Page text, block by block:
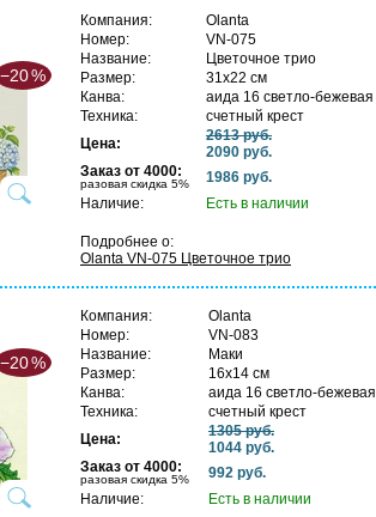
−20%
Компания:
Olanta
Номер:
VN-075
Название:
Цветочное трио
Размер:
31х22 см
Канва:
аида 16 светло-бежевая
Техника:
счетный крест
Цена:
2613 руб.
2090 руб.
Заказ от 4000:
разовая скидка 5%
1986 руб.
Наличие:
Есть в наличии
Подробнее о:
Olanta VN-075 Цветочное трио
−20%
Компания:
Olanta
Номер:
VN-083
Название:
Маки
Размер:
16х14 см
Канва:
аида 16 светло-бежевая
Техника:
счетный крест
Цена:
1305 руб.
1044 руб.
Заказ от 4000:
разовая скидка 5%
992 руб.
Наличие:
Есть в наличии